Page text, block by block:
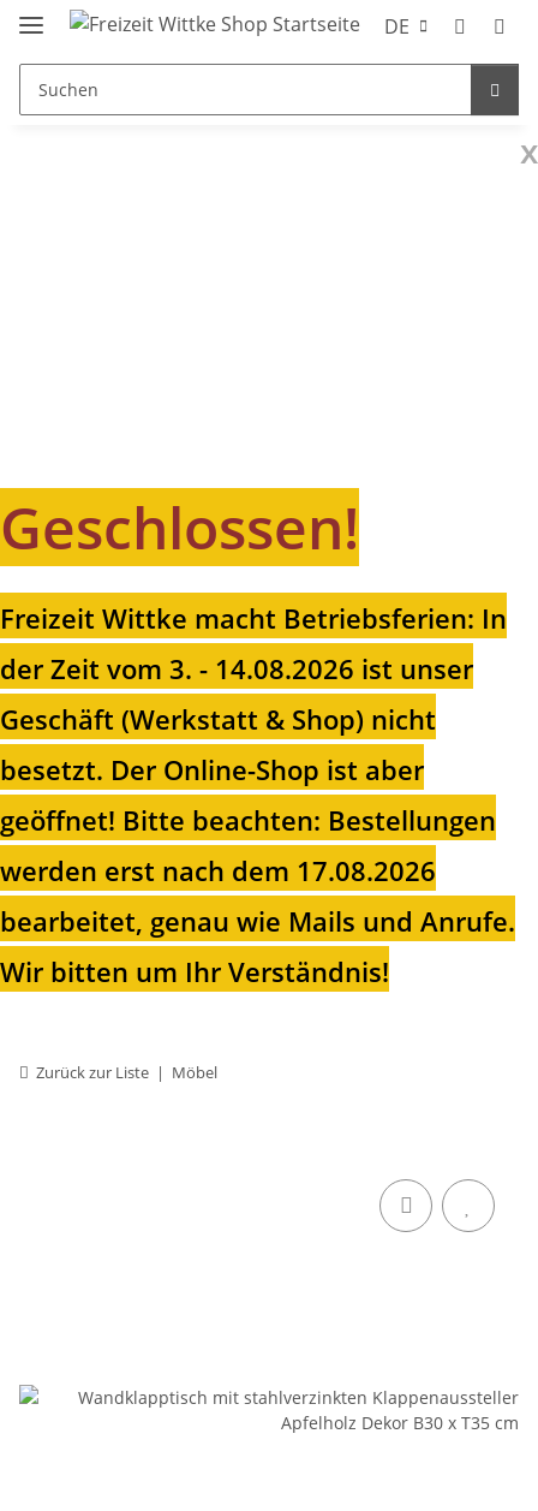
DE
x
Geschlossen!
Freizeit Wittke macht Betriebsferien: In
der Zeit vom 3. - 14.08.2026 ist unser
Geschäft (Werkstatt & Shop) nicht
besetzt. Der Online-Shop ist aber
geöffnet! Bitte beachten: Bestellungen
werden erst nach dem 17.08.2026
bearbeitet, genau wie Mails und Anrufe.
Wir bitten um Ihr Verständnis!
Zurück zur Liste Möbel